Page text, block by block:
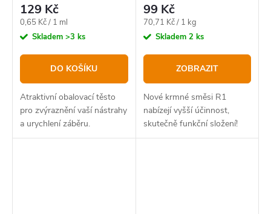
129 Kč
Měrná
cena:
0,65 Kč / 1 ml
Skladem >3 ks
DO KOŠÍKU
Atraktivní obalovací těsto
pro zvýraznění vaší nástrahy
a urychlení záběru.
99 Kč
Měrná
cena:
70,71 Kč / 1 kg
Skladem 2 ks
ZOBRAZIT
Nové krmné směsi R1
nabízejí vyšší účinnost,
skutečně funkční složení!